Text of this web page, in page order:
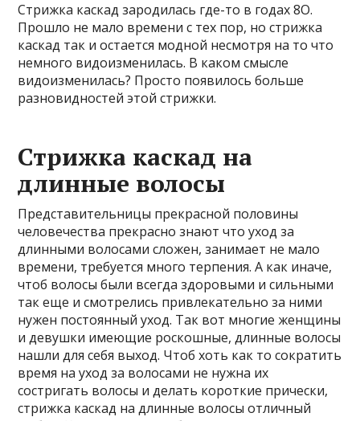
Стрижка каскад зародилась где-то в годах 8О.
Прошло не мало времени с тех пор, но стрижка
каскад так и остается модной несмотря на то что
немного видоизменилась. В каком смысле
видоизменилась? Просто появилось больше
разновидностей этой стрижки.
Стрижка каскад на
длинные волосы
Представительницы прекрасной половины
человечества прекрасно знают что уход за
длинными волосами сложен, занимает не мало
времени, требуется много терпения. А как иначе,
чтоб волосы были всегда здоровыми и сильными
так еще и смотрелись привлекательно за ними
нужен постоянный уход. Так вот многие женщины
и девушки имеющие роскошные, длинные волосы
нашли для себя выход. Чтоб хоть как то сократить
время на уход за волосами не нужна их
состригать волосы и делать короткие прически,
стрижка каскад на длинные волосы отличный